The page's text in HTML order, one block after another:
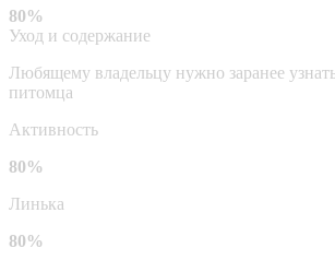
80%
Уход и содержание
Любящему владельцу нужно заранее
питомца
Активность
80%
Линька
80%